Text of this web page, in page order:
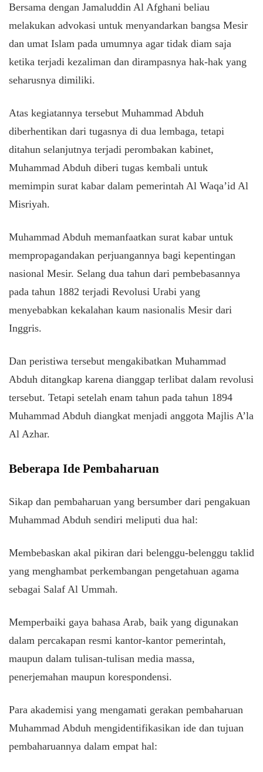
Bersama dengan Jamaluddin Al Afghani beliau
melakukan advokasi untuk menyandarkan bangsa Mesir
dan umat Islam pada umumnya agar tidak diam saja
ketika terjadi kezaliman dan dirampasnya hak-hak yang
seharusnya dimiliki.
Atas kegiatannya tersebut Muhammad Abduh
diberhentikan dari tugasnya di dua lembaga, tetapi
ditahun selanjutnya terjadi perombakan kabinet,
Muhammad Abduh diberi tugas kembali untuk
memimpin surat kabar dalam pemerintah Al Waqa’id Al
Misriyah.
Muhammad Abduh memanfaatkan surat kabar untuk
mempropagandakan perjuangannya bagi kepentingan
nasional Mesir. Selang dua tahun dari pembebasannya
pada tahun 1882 terjadi Revolusi Urabi yang
menyebabkan kekalahan kaum nasionalis Mesir dari
Inggris.
Dan peristiwa tersebut mengakibatkan Muhammad
Abduh ditangkap karena dianggap terlibat dalam revolusi
tersebut. Tetapi setelah enam tahun pada tahun 1894
Muhammad Abduh diangkat menjadi anggota Majlis A’la
Al Azhar.
Beberapa Ide Pembaharuan
Sikap dan pembaharuan yang bersumber dari pengakuan
Muhammad Abduh sendiri meliputi dua hal:
Membebaskan akal pikiran dari belenggu-belenggu taklid
yang menghambat perkembangan pengetahuan agama
sebagai Salaf Al Ummah.
Memperbaiki gaya bahasa Arab, baik yang digunakan
dalam percakapan resmi kantor-kantor pemerintah,
maupun dalam tulisan-tulisan media massa,
penerjemahan maupun korespondensi.
Para akademisi yang mengamati gerakan pembaharuan
Muhammad Abduh mengidentifikasikan ide dan tujuan
pembaharuannya dalam empat hal: